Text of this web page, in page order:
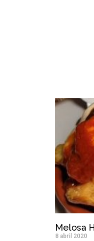
Melosa
8 abril 2020